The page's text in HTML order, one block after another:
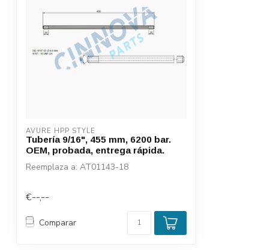
AVURE HPP STYLE
Tubería 9/16", 455 mm, 6200 bar.
OEM, probada, entrega rápida.
Reemplaza a: AT01143-18
€--,--
Comparar